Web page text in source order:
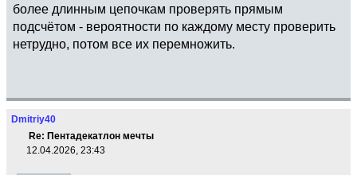
более длинным цепочкам проверять прямым
подсчётом - вероятности по каждому месту проверить
нетрудно, потом все их перемножить.
Dmitriy40
Re: Пентадекатлон мечты
12.04.2026, 23:43